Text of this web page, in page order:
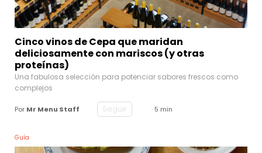
Cinco vinos de Cepa que maridan
deliciosamente con mariscos (y otras
proteínas)
Una fabulosa selección para potenciar sabores frescos como
complejos
Por Mr Menu Staff Seguir · 5 min
Guía